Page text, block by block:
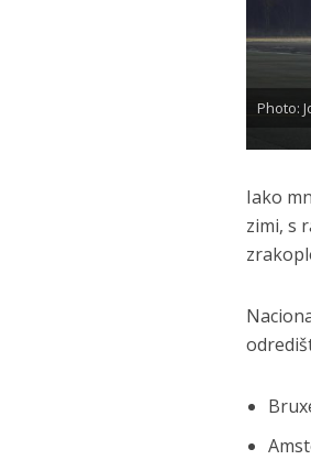
Photo:
Iako
zimi, s